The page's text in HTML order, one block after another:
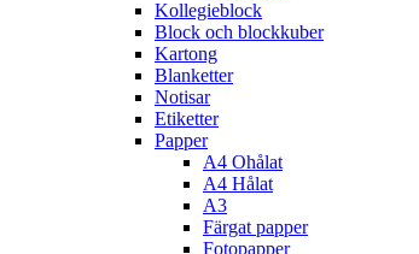
Kollegieblock
Block och blockkuber
Kartong
Blanketter
Notisar
Etiketter
Papper
A4 Ohålat
A4 Hålat
A3
Färgat papper
Fotopapper